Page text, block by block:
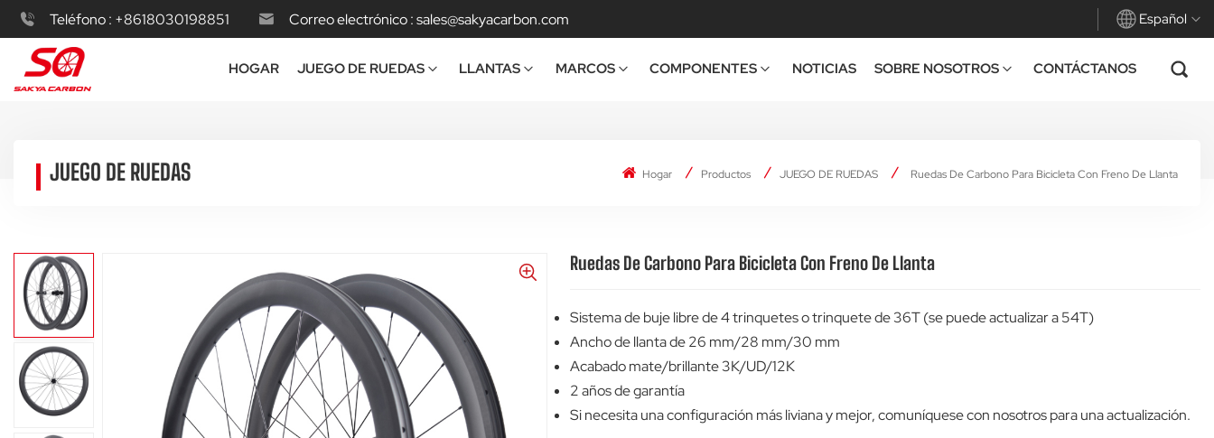
Teléfono : +8618030198851 Correo electrónico :sales@sakyacarbon.com Español
Deutsch
HOGAR JUEGO DE RUEDAS LLANTAS MARCOS COMPONENTES NOTICIAS SOBRE NOSOTROS CONTÁCTANOS
JUEGO DE RUEDAS Hogar Productos JUEGO DE RUEDAS Ruedas De Carbono Para Bicicleta Con Freno De Llanta
Ruedas De Carbono Para Bicicleta Con Freno De Llanta
Sistema de buje libre de 4 trinquetes o trinquete de 36T (se puede actualizar a 54T)
Ancho de llanta de 26 mm/28 mm/30 mm
Acabado mate/brillante 3K/UD/12K
2 años de garantía
Si necesita una configuración más liviana y mejor, comuníquese con nosotros para una actualización.